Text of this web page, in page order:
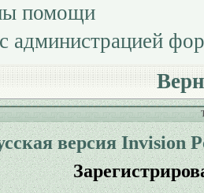
помощи
администрацией
версия Invision